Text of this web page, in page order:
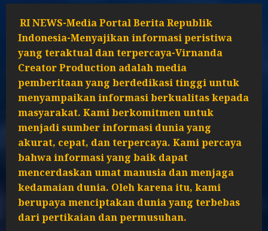
RI NEWS-Media Portal Berita Republik
Indonesia-Menyajikan informasi peristiwa
yang teraktual dan terpercaya-Virnanda
Creator Production adalah media
pemberitaan yang berdedikasi tinggi untuk
menyampaikan informasi berkualitas kepada
masyarakat. Kami berkomitmen untuk
menjadi sumber informasi dunia yang
akurat, cepat, dan terpercaya. Kami percaya
bahwa informasi yang baik dapat
mencerdaskan umat manusia dan menjaga
kedamaian dunia. Oleh karena itu, kami
berupaya menciptakan dunia yang terbebas
dari pertikaian dan permusuhan.